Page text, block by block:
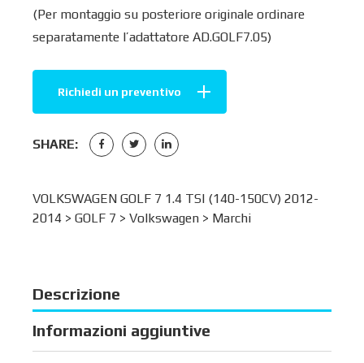
(Per montaggio su posteriore originale ordinare
separatamente l’adattatore AD.GOLF7.05)
Richiedi un preventivo
SHARE:
VOLKSWAGEN GOLF 7 1.4 TSI (140-150CV) 2012-
2014 > GOLF 7 > Volkswagen > Marchi
Descrizione
Informazioni aggiuntive